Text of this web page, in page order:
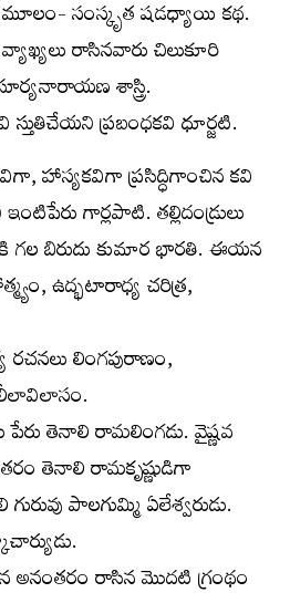
సంస్కృత షడధ్యాయి కథ.
రాసినవారు చిలుకూరి
శాస్త్రి.
ప్రబంధకవి ధూర్జటి.
హాస్యకవిగా ప్రసిద్ధిగాంచిన కవి
గార్లపాటి. తల్లిదండ్రులు
గల బిరుదు కుమార భారతి. ఈయన
ఉద్భటారాధ్య చరిత్ర,
రచనలు లింగపురాణం,
పేరు తెనాలి రామలింగడు. వైష్ణవ
తెనాలి రామకృష్ణుడిగా
పాలగుమ్మి ఏలేశ్వరుడు.
అనంతరం రాసిన మొదటి గ్రంథం